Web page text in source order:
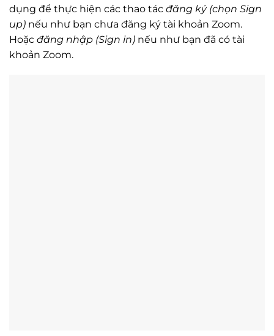
dụng để thực hiện các thao tác đăng ký (chọn Sign
up) nếu như bạn chưa đăng ký tài khoản Zoom.
Hoặc đăng nhập (Sign in) nếu như bạn đã có tài
khoản Zoom.